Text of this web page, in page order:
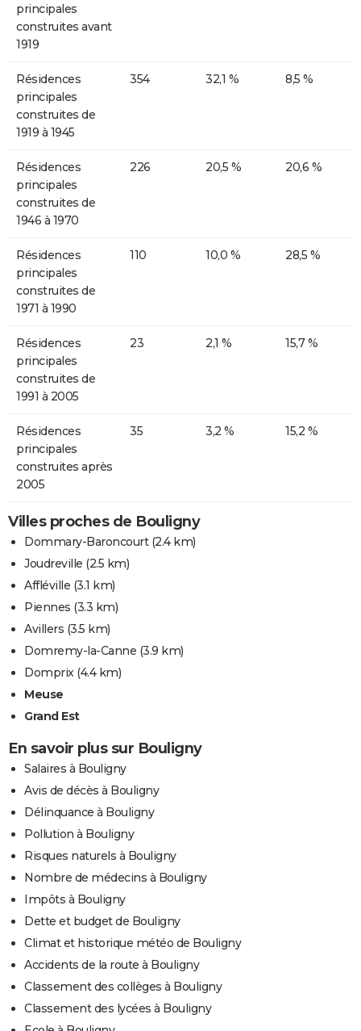
principales
construites avant
1919
Résidences
principales
construites de
1919 à 1945
354 32,1 % 8,5 %
Résidences
principales
construites de
1946 à 1970
226 20,5 % 20,6 %
Résidences
principales
construites de
1971 à 1990
110 10,0 % 28,5 %
Résidences
principales
construites de
1991 à 2005
23 2,1 % 15,7 %
Résidences
principales
construites après
2005
35 3,2 % 15,2 %
Villes proches de Bouligny
Dommary-Baroncourt(2.4 km)
Joudreville (2.5 km)
Affléville (3.1 km)
Piennes (3.3 km)
Avillers (3.5 km)
Domremy-la-Canne (3.9 km)
Domprix(4.4 km)
Meuse
Grand Est
En savoir plus sur Bouligny
Salaires à Bouligny
Avis de décès à Bouligny
Délinquance à Bouligny
Pollution à Bouligny
Risques naturels à Bouligny
Nombre de médecins à Bouligny
Impôts à Bouligny
Dette et budget de Bouligny
Climat et historique météo de Bouligny
Accidents de la route à Bouligny
Classement des collèges à Bouligny
Classement des lycées à Bouligny